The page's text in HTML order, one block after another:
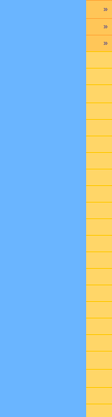
»
»
»